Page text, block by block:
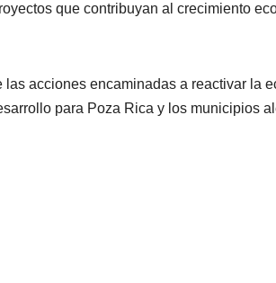
que contribuyan al crecimiento
las acciones encaminadas a reactivar la
para Poza Rica y los municipios